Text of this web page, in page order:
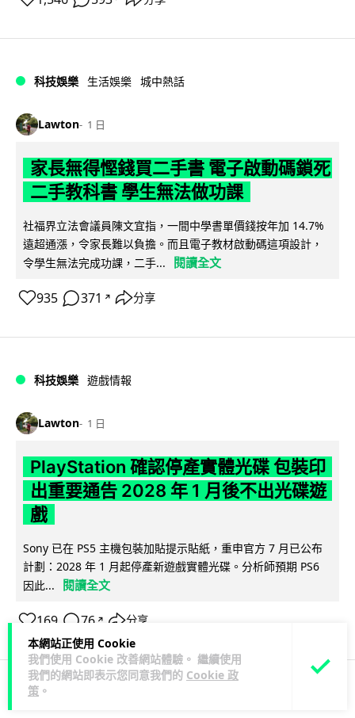
本網站正使用 Cookie
我們使用 Cookie 改善網站體驗。 繼續使用
我們的網站即表示您同意我們的 Cookie 政
策 。
科技娛樂 生活娛樂 城中熱話
Lawton 1 日
家長無得慳錢買二手書 電子啟動碼鎖死
二手教科書 學生無法做功課
社福界立法會議員陳文宜指，一間中學書單價錢按年加 14.7%
遠超通漲，令家長難以負擔。而且電子教材啟動碼這項設計，
令學生無法完成功課，二手...
閱讀全文
935 371 ↗ 分享
科技娛樂 遊戲情報
Lawton 1 日
PlayStation 確認停產實體光碟 包裝印
出重要通告 2028 年 1 月後不出光碟遊
戲
Sony 已在 PS5 主機包裝加貼提示貼紙，重申官方 7 月已公布
計劃：2028 年 1 月起停產新遊戲實體光碟。分析師預期 PS6
因此...
閱讀全文
169 76 ↗ 分享